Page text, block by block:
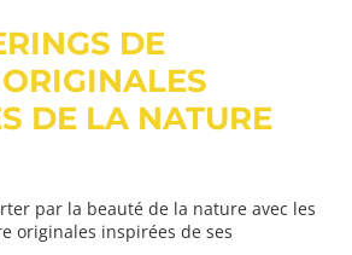
DE
DE LA NATURE
par la beauté de la nature avec les
originales inspirées de ses